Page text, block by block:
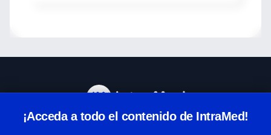
¡Acceda a todo el contenido de IntraMed!